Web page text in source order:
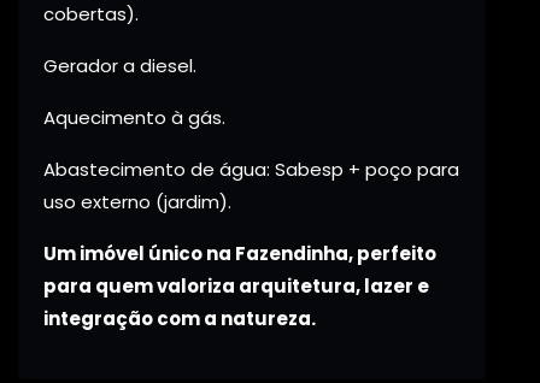
cobertas).
Gerador a diesel.
Aquecimento à gás.
Abastecimento de água: Sabesp + poço para
uso externo (jardim).
Um imóvel único na Fazendinha, perfeito
para quem valoriza arquitetura, lazer e
integração com a natureza.